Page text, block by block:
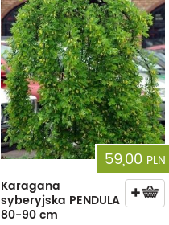
59,00 PLN
Karagana
syberyjska PENDULA
80-90 cm